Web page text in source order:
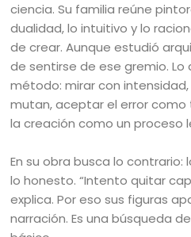
ciencia. Su familia reúne
dualidad, lo intuitivo y lo
de crear. Aunque estudió
de sentirse de ese gremio. Lo
método: mirar con
mutan, aceptar el error
la creación como un proceso
En su obra busca lo
lo honesto. “Intento quitar
explica. Por eso sus figuras
narración. Es una búsqueda